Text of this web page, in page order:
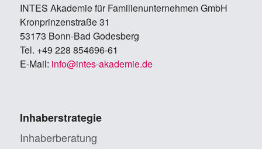
IN­TES Aka­de­mie für Fa­mi­li­en­un­ter­neh­men GmbH
Kron­prin­zen­stra­ße 31
53173 Bonn-Bad Go­des­berg
Tel. +49 228 854696-61
E-Mail: info@in­tes-aka­de­mie.de
Inhaberstrategie
Inhaberberatung